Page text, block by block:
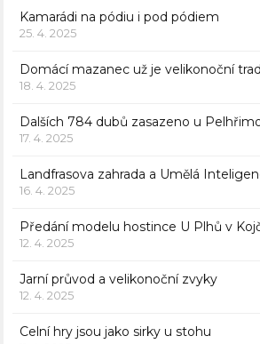
Kamarádi na pódiu i pod pódiem
25. 4. 2025
Domácí mazanec už je velikonoční
18. 4. 2025
Dalších 784 dubů zasazeno u
17. 4. 2025
Landfrasova zahrada a Umělá
16. 4. 2025
Předání modelu hostince U Plhů v
12. 4. 2025
Jarní průvod a velikonoční zvyky
12. 4. 2025
Celní hry jsou jako sirky u stohu